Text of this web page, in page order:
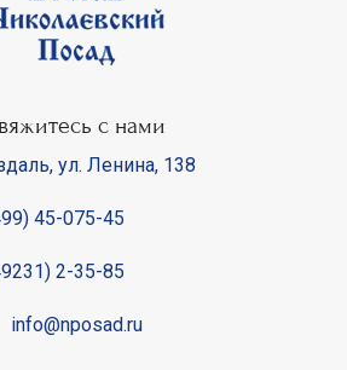
с нами
, ул. Ленина, 138
45-075-45
2-35-85
info@nposad.ru